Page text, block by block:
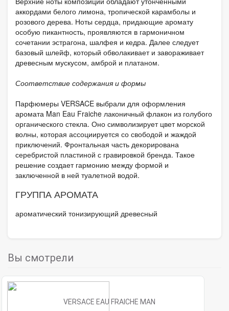
аккордами белого лимона, тропической карамболы и
розового дерева. Ноты сердца, придающие аромату
особую пикантность, проявляются в гармоничном
сочетании эстрагона, шалфея и кедра. Далее следует
базовый шлейф, который обволакивает и завораживает
древесным мускусом, амброй и платаном.
Соответствие содержания и формы
Парфюмеры VERSACE выбрали для оформления
аромата Man Eau Fraiche лаконичный флакон из голубого
органического стекла. Оно символизирует цвет морской
волны, которая ассоциируется со свободой и жаждой
приключений. Фронтальная часть декорирована
серебристой пластиной с гравировкой бренда. Такое
решение создает гармонию между формой и
заключенной в ней туалетной водой.
ГРУППА АРОМАТА
ароматический тонизирующий древесный
Вы смотрели
VERSACE EAU FRAICHE MAN